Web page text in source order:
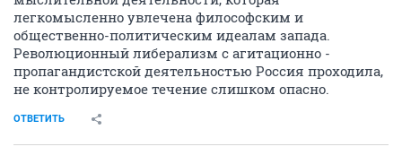
легкомысленно увлечена философским и
общественно-политическим идеалам запада.
Революционный либерализм с агитационно -
пропагандистской деятельностью Россия проходила,
не контролируемое течение слишком опасно.
ОТВЕТИТЬ